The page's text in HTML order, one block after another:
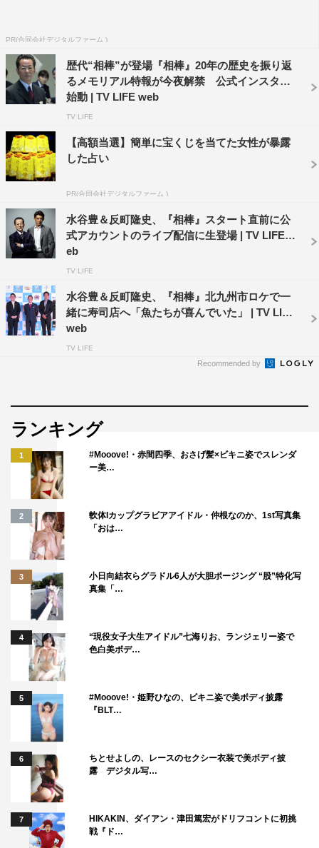
◆今作「プレゼンス」の台本を最初に読まれたとき、どん
な印象をお持ちになりましたか？
SFのような仮想の世界にのめり込みました。自分の頭の
中で世界を描きながら、ワクワクしていましたね。
◆加西周明はどんな人物だというイメージを抱き、どのよ
うに演じようと考えられましたか？
台本を読みながら頭に浮かんだのは、金が有り余ってしょ
うがない人、多額の金さえ出せば何でも可能だと思ってい
る人、人生はゲームだと思っている人――つまり、頭脳明
晰だが、信じるのは金のみという自己中心的な男。笑顔の
仮面を被った冷酷さを見せつつ、“あー、あの人に似てい
る！”と思ってもらえるような人物を演じようと思いまし
た。
◆水谷豊さん、反町隆史さんとの共演はいかがでしたか？
ました。
水谷豊さんは、杉下右京との境目が分からない！ 個人的
に話していても、カメラが回っているときも、どちらと話
しているのか分からなくなる、という不思議な体験をしま
した。
反町隆史さんとは初共演でした。公園をジョギングする私
に同走しながら会話を進めていくシーンで、反町さんはス
ーツ姿。汗もかかず、息も上がらず、“日頃からきっと鍛
えているに違いない！”と確信、こんなところでも大きな
刺激を受けました。
◆ご自身の役柄も含めた今作の見どころ、視聴者の方々に
メッセージをいただけますか？
橋本監督のアイデアにあふれたバーチャルの世界を楽しん
でいただきたいです。ありそうであり得ない世界と現実を
行き来する各キャラクターの行動やファッションにも注目
です。
私について言えば、“いるいる、あんな人！”と思っていた
だけたらうれしいですね。
PR(合同会社デジタルファーム )
歴代“相棒”が登場『相棒』20年の歴史を振り返
るメモリアル特報が今夜解禁 公式インスタも
始動 | TV LIFE web
TV LIFE
【高額当選】簡単に宝くじを当てた女性が暴露
した占い
PR(合同会社デジタルファーム )
水谷豊＆反町隆史、『相棒』スタート直前に公
式アカウントのライブ配信に生登場 | TV LIFE w
eb
TV LIFE
水谷豊＆反町隆史、『相棒』北九州市ロケで一
緒に寿司店へ「魚たちが喜んでいた」 | TV LIFE
web
TV LIFE
Recommended by
ランキング
1
#Mooove!・赤間四季、おさげ髪×ビキニ姿でスレンダ
ー美…
2
軟体Iカップグラビアアイドル・仲根なのか、1st写真集
「おは…
3
小日向結衣らグラドル6人が大胆ポージング “股”特化写
真集「…
4
“現役女子大生アイドル”七海りお、ランジェリー姿で
色白美ボデ…
5
#Mooove!・姫野ひなの、ビキニ姿で美ボディ披露
『BLT…
6
ちとせよしの、レースのセクシー衣装で美ボディ披
露 デジタル写…
7
HIKAKIN、ダイアン・津田篤宏がドリフコントに初挑
戦『ド…